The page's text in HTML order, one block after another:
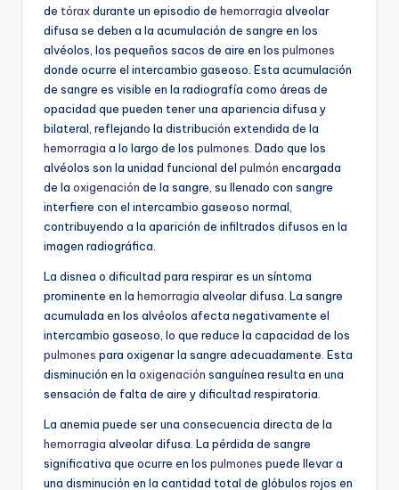
de tóraxdurante un episodio de hemorragia alveolar
difusa se deben a la acumulación de sangre en los
alvéolos, los pequeños sacos de aire en los pulmones
donde ocurre el intercambio gaseoso. Esta acumulación
de sangre es visible en la radiografía como áreas de
opacidad que pueden tener una apariencia difusa y
bilateral, reflejando la distribución extendida de la
hemorragia a lo largo de los pulmones . Dado que los
alvéolos son la unidad funcional del pulmón encargada
de la oxigenación de la sangre, su llenado con sangre
interfiere con el intercambio gaseoso normal,
contribuyendo a la aparición de infiltrados difusos en la
imagen radiográfica.
La disnea o dificultad para respirar es un síntoma
prominente en la hemorragia alveolar difusa. La sangre
acumulada en los alvéolos afecta negativamente el
intercambio gaseoso, lo que reduce la capacidad de los
pulmones para oxigenar la sangre adecuadamente. Esta
disminución en la oxigenación sanguínea resulta en una
sensación de falta de aire y dificultad respiratoria.
La anemia puede ser una consecuencia directa de la
hemorragia alveolar difusa. La pérdida de sangre
significativa que ocurre en los pulmones puede llevar a
una disminución en la cantidad total de glóbulos rojos en